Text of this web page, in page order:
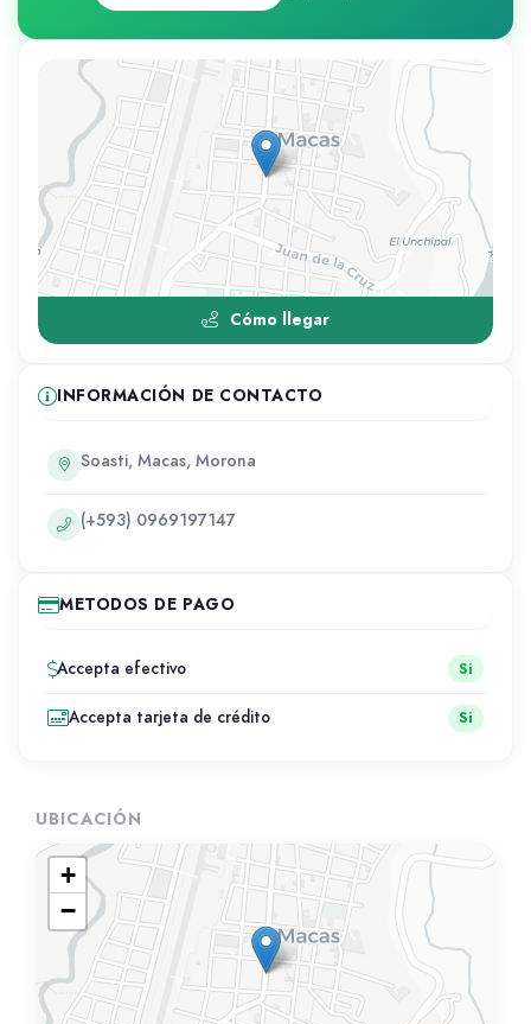
Cómo llegar
INFORMACIÓN DE CONTACTO
Soasti, Macas, Morona
(+593) 0969197147
METODOS DE PAGO
Accepta efectivo Si
Accepta tarjeta de crédito Si
UBICACIÓN
+
−